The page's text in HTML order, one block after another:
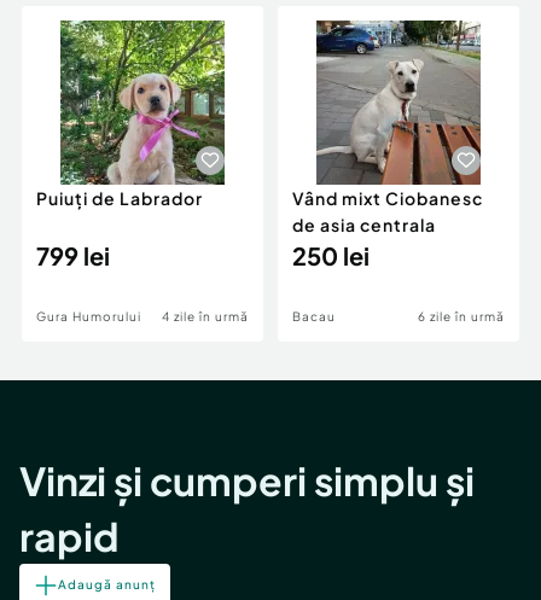
Servicii
Animale de companie
Afaceri și echipamente profesionale
Inchiriere Bunuri si Vehicule
Utilaje agricole si industriale
Piese auto si accesorii
Dacia Duster
Puiuți de Labrador
799 lei
Gura Humorului 4 zile în urmă
Vând mixt Ciobanesc
de asia centrala
250 lei
Bacau 6 zile în urmă
Vinzi și cumperi simplu și
rapid
Adaugă anunț